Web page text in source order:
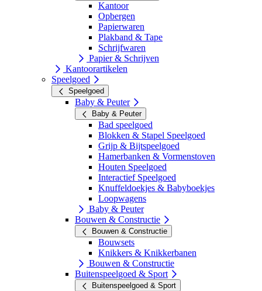
Kantoor
Opbergen
Papierwaren
Plakband & Tape
Schrijfwaren
Papier & Schrijven
Kantoorartikelen
Speelgoed
Speelgoed
Baby & Peuter
Baby & Peuter
Bad speelgoed
Blokken & Stapel Speelgoed
Grijp & Bijtspeelgoed
Hamerbanken & Vormenstoven
Houten Speelgoed
Interactief Speelgoed
Knuffeldoekjes & Babyboekjes
Loopwagens
Baby & Peuter
Bouwen & Constructie
Bouwen & Constructie
Bouwsets
Knikkers & Knikkerbanen
Bouwen & Constructie
Buitenspeelgoed & Sport
Buitenspeelgoed & Sport